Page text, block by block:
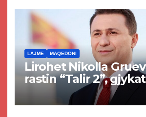
LAJME MAQEDONI
Lirohet Nikolla
rastin “Talir 2”,
akuzat për ndërtimin
paligjshëm të selisë